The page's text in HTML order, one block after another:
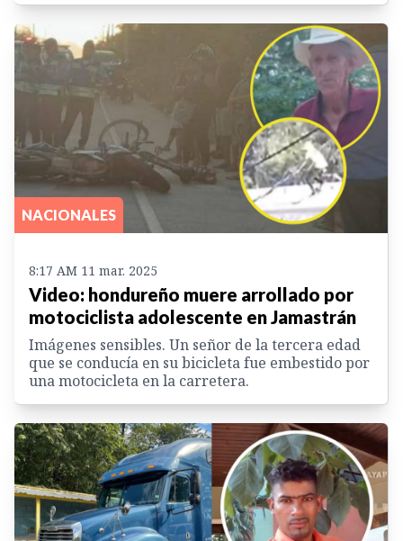
NACIONALES
8:17 AM 11 mar. 2025
Video: hondureño muere arrollado por
motociclista adolescente en Jamastrán
Imágenes sensibles. Un señor de la tercera edad
que se conducía en su bicicleta fue embestido por
una motocicleta en la carretera.